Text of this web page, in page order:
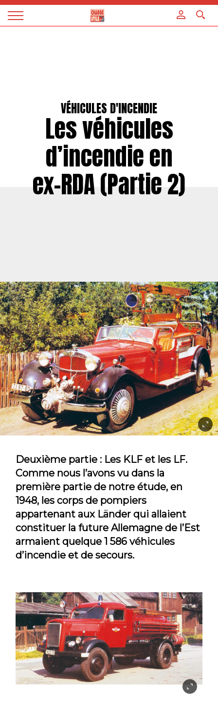
Magazine
VÉHICULES D'INCENDIE
Les véhicules
d’incendie en
ex-RDA (Partie 2)
Deuxième partie : Les KLF et les LF.
Comme nous l’avons vu dans la
première partie de notre étude, en
1948, les corps de pompiers
appartenant aux Länder qui allaient
constituer la future Allemagne de l’Est
armaient quelque 1 586 véhicules
d’incendie et de secours.
Panneau de gestion des cookies